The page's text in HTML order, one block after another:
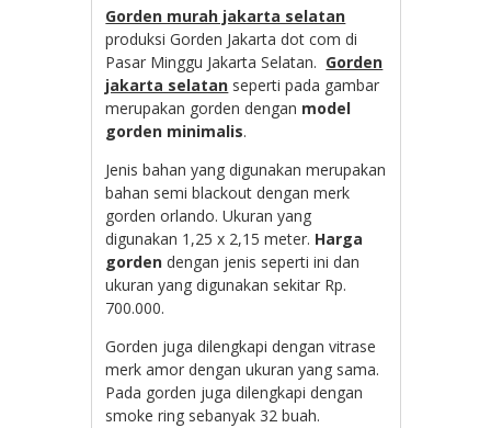
Gorden murah jakarta selatan
produksi Gorden Jakarta dot com di
Pasar Minggu Jakarta Selatan. Gorden
jakarta selatan seperti pada gambar
merupakan gorden dengan model
gorden minimalis.
Jenis bahan yang digunakan merupakan
bahan semi blackout dengan merk
gorden orlando. Ukuran yang
digunakan 1,25 x 2,15 meter. Harga
gorden dengan jenis seperti ini dan
ukuran yang digunakan sekitar Rp.
700.000.
Gorden juga dilengkapi dengan vitrase
merk amor dengan ukuran yang sama.
Pada gorden juga dilengkapi dengan
smoke ring sebanyak 32 buah.